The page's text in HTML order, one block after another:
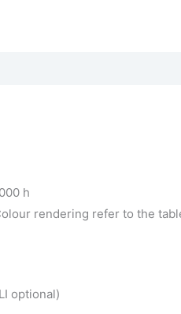
h
rendering refer to the
optional)